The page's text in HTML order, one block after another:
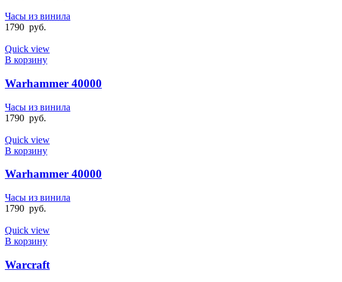
Часы из винила
1790 руб.
Quick view
В корзину
Warhammer 40000
Часы из винила
1790 руб.
Quick view
В корзину
Warhammer 40000
Часы из винила
1790 руб.
Quick view
В корзину
Warcraft